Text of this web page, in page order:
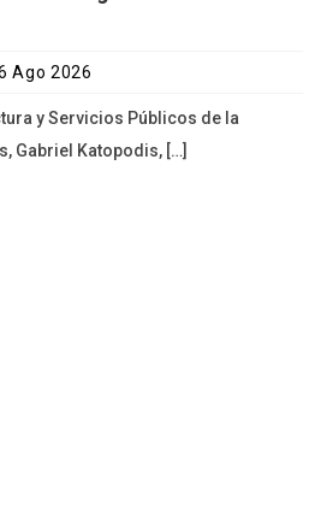
Ago 2026
y Servicios Públicos de la
Gabriel Katopodis, […]